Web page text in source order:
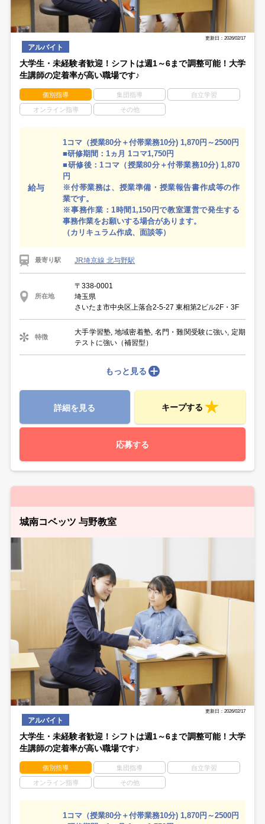
更新日：2026/02/17
アルバイト
大学生・未経験者歓迎！シフトは週1～6まで調整可能！大学
生講師の定着率が高い職場です♪
個別指導 集団指導 自立学習
オンライン指導 その他
給与
1コマ（授業80分＋付帯業務10分) 1,870円～2500円
■研修期間：1ヵ月 1コマ1,750円
■研修後：1コマ（授業80分＋付帯業務10分) 1,870
円
※付帯業務は、授業準備・授業報告書作成等の作
業です。
※事務作業：1時間1,150円で教室運営で発生する
事務作業をお願いする場合があります。
（カリキュラム作成、面談等）
最寄り駅 JR埼京線 北与野駅
所在地
〒338-0001
埼玉県
さいたま市中央区上落合2-5-27 東相第2ビル2F・3F
特徴
大手学習塾, 地域密着塾, 名門・難関受験に強い, 定期
テストに強い（補習型）
もっと見る
詳細を見る キープする
応募する
城南コベッツ 与野教室
更新日：2026/02/17
アルバイト
大学生・未経験者歓迎！シフトは週1～6まで調整可能！大学
生講師の定着率が高い職場です♪
個別指導 集団指導 自立学習
オンライン指導 その他
1コマ（授業80分＋付帯業務10分) 1,870円～2500円